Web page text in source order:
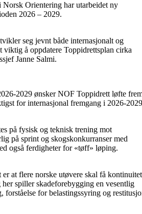
Norsk Orientering har utarbeidet ny
2026 – 2029.
seg jevnt både internasjonalt og
viktig å oppdatere Toppidrettsplan cirka
Janne Salmi.
2029 ønsker NOF Toppidrett løfte
for internasjonal fremgang i 2026-2029
på fysisk og teknisk trening mot
på sprint og skogskonkurranser med
også ferdigheter for «tøff» løping.
er at flere norske utøvere skal få
spiller skadeforebygging en vesentlig
forståelse for belastingssyring og